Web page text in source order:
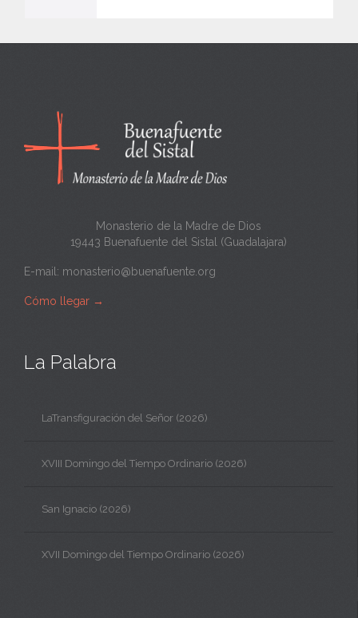
n
a
Monasterio de la Madre de Dios
19443 Buenafuente del Sistal (Guadalajara)
E-mail: monasterio@buenafuente.org
Cómo llegar →
La Palabra
LaTransfiguración del Señor (2026)
XVIII Domingo del Tiempo Ordinario (2026)
San Ignacio (2026)
XVII Domingo del Tiempo Ordinario (2026)